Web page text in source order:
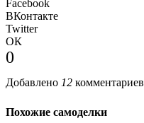
Facebook
ВКонтакте
Twitter
ОК
0
Добавлено 12 комментариев
Похожие самоделки